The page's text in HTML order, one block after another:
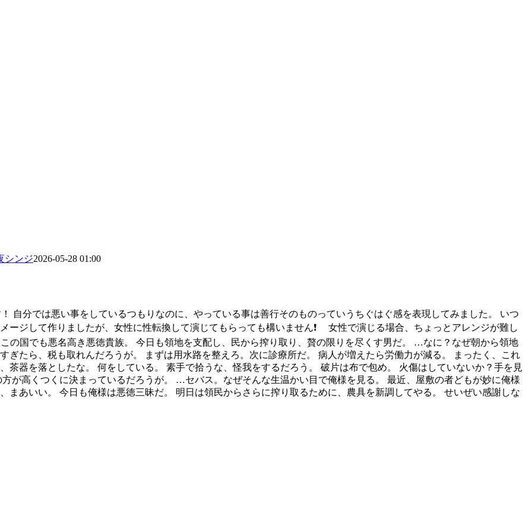
シンジ2026-05-28 01:00
自分では悪い事をしているつもりなのに、やっている事は善行そのものっていうちぐはぐ感を表現してみました。 いつ
ージして作りましたが、女性に性転換して演じてもらっても構いません❗ 女性で演じる場合、ちょっとアレンジが難し
も悪名高き悪徳貴族。 今日も領地を支配し、民から搾り取り、贅の限りを尽くす男だ。 …なに？なぜ朝から領地
ぎたら、税も取れんだろうが。 まずは用水路を整えろ。次に診療所だ。 病人が増えたら労働力が減る。 まったく、これ
器を落としたな。 何をしている。 素手で拾うな、怪我をするだろう。 破片は布で包め。 火傷はしていないか？手を見
が高くつくに決まっているだろうが。 …セバス。なぜそんな生温かい目で俺様を見る。 最近、屋敷の者どもが妙に俺様
まあいい。 今日も俺様は悪徳三昧だ。 明日は領民からさらに搾り取るために、農具を新調してやる。 せいぜい感謝しな